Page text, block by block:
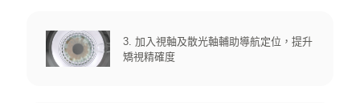
3. 加入視軸及散光軸輔助導航定位，提升
矯視精確度